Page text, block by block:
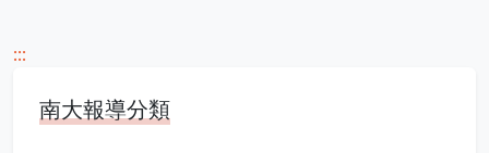
:::
南大報導分類